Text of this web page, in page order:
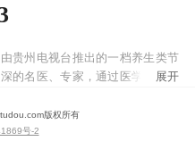
贵州电视台推出的一档养生类节
的名医、专家，通过医学、养生
展开
版权所有
号-2